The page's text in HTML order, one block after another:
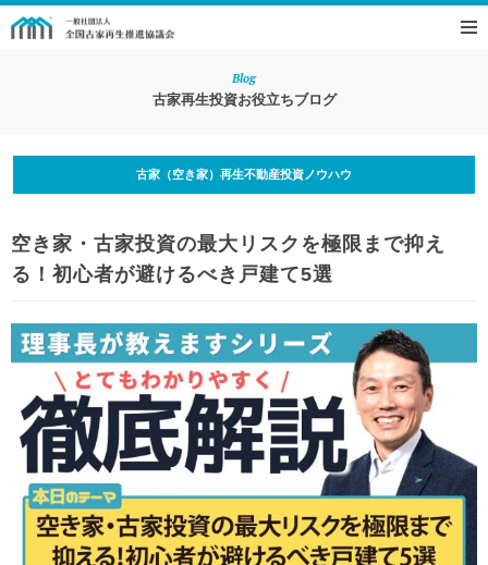
Blog
古家再生投資お役立ちブログ
古家（空き家）再生不動産投資ノウハウ
空き家・古家投資の最大リスクを極限まで抑え
る！初心者が避けるべき戸建て5選